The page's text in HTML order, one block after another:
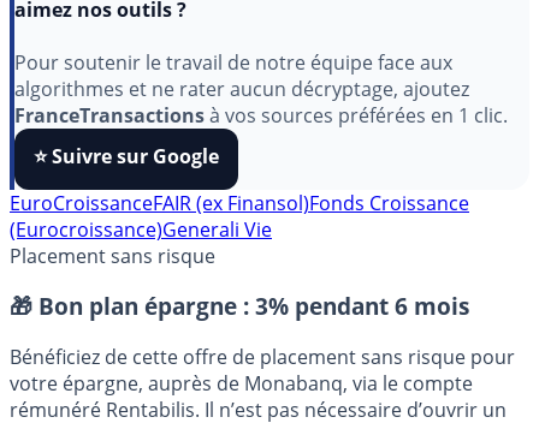
aimez nos outils ?
Pour soutenir le travail de notre équipe face aux
algorithmes et ne rater aucun décryptage, ajoutez
FranceTransactionsà vos sources préférées en 1 clic.
⭐️ Suivre sur Google
EuroCroissance FAIR (ex Finansol)
Generali Vie
Placement sans risque
🎁 Bon plan épargne : 3% pendant 6 mois
Bénéficiez de cette offre de placement sans risque pour